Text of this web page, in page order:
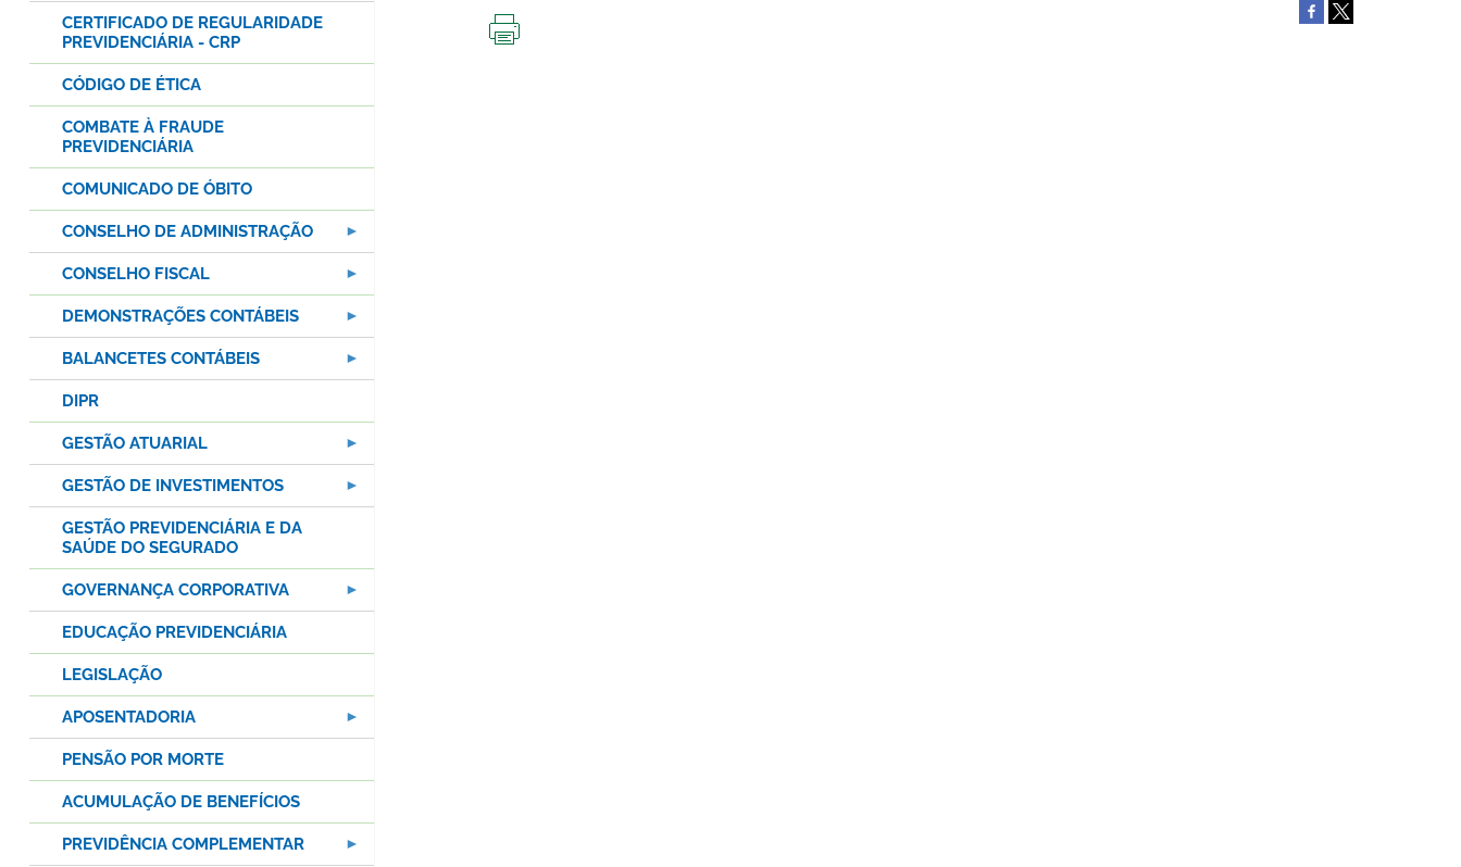
CERTIFICADO DE REGULARIDADE
PREVIDENCIÁRIA - CRP
CÓDIGO DE ÉTICA
COMBATE À FRAUDE
PREVIDENCIÁRIA
COMUNICADO DE ÓBITO
CONSELHO DE ADMINISTRAÇÃO
CONSELHO FISCAL
DEMONSTRAÇÕES CONTÁBEIS
BALANCETES CONTÁBEIS
DIPR
GESTÃO ATUARIAL
GESTÃO DE INVESTIMENTOS
GESTÃO PREVIDENCIÁRIA E DA
SAÚDE DO SEGURADO
GOVERNANÇA CORPORATIVA
EDUCAÇÃO PREVIDENCIÁRIA
LEGISLAÇÃO
APOSENTADORIA
PENSÃO POR MORTE
ACUMULAÇÃO DE BENEFÍCIOS
PREVIDÊNCIA COMPLEMENTAR